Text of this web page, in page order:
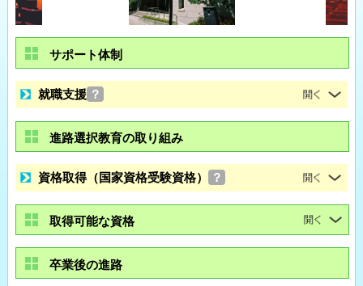
サポート体制
就職支援 ？
進路選択教育の取り組み
資格取得（国家資格受験資格） ？
取得可能な資格
卒業後の進路